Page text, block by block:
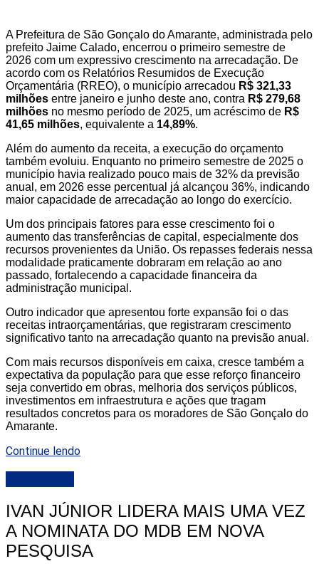
A Prefeitura de São Gonçalo do Amarante, administrada pelo
prefeito Jaime Calado, encerrou o primeiro semestre de
2026 com um expressivo crescimento na arrecadação. De
acordo com os Relatórios Resumidos de Execução
Orçamentária (RREO), o município arrecadou R$ 321,33
milhões entre janeiro e junho deste ano, contra R$ 279,68
milhões no mesmo período de 2025, um acréscimo de R$
41,65 milhões, equivalente a 14,89%.
Além do aumento da receita, a execução do orçamento
também evoluiu. Enquanto no primeiro semestre de 2025 o
município havia realizado pouco mais de 32% da previsão
anual, em 2026 esse percentual já alcançou 36%, indicando
maior capacidade de arrecadação ao longo do exercício.
Um dos principais fatores para esse crescimento foi o
aumento das transferências de capital, especialmente dos
recursos provenientes da União. Os repasses federais nessa
modalidade praticamente dobraram em relação ao ano
passado, fortalecendo a capacidade financeira da
administração municipal.
Outro indicador que apresentou forte expansão foi o das
receitas intraorçamentárias, que registraram crescimento
significativo tanto na arrecadação quanto na previsão anual.
Com mais recursos disponíveis em caixa, cresce também a
expectativa da população para que esse reforço financeiro
seja convertido em obras, melhoria dos serviços públicos,
investimentos em infraestrutura e ações que tragam
resultados concretos para os moradores de São Gonçalo do
Amarante.
Continue lendo
IVAN JÚNIOR LIDERA MAIS UMA VEZ
A NOMINATA DO MDB EM NOVA
PESQUISA